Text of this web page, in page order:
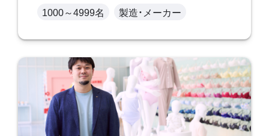
1000～4999名 製造・メーカー